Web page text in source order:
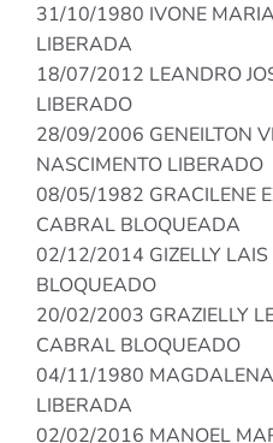
31/10/1980 IVONE
LIBERADA
18/07/2012 LEANDRO
LIBERADO
28/09/2006 GENEILTON
NASCIMENTO LIBERADO
08/05/1982 GRACILENE
CABRAL BLOQUEADA
02/12/2014 GIZELLY
BLOQUEADO
20/02/2003 GRAZIELLY
CABRAL BLOQUEADO
04/11/1980
LIBERADA
02/02/2016 MANOEL